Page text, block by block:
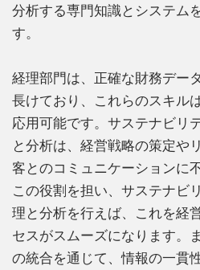
分析する専門知識とシステム
す。
経理部門は、正確な財務デー
長けており、これらのスキル
応用可能です。サステナビリ
と分析は、経営戦略の策定や
客とのコミュニケーションに
この役割を担い、サステナビ
理と分析を行えば、これを経
セスがスムーズになります。
の統合を通じて、情報の一貫